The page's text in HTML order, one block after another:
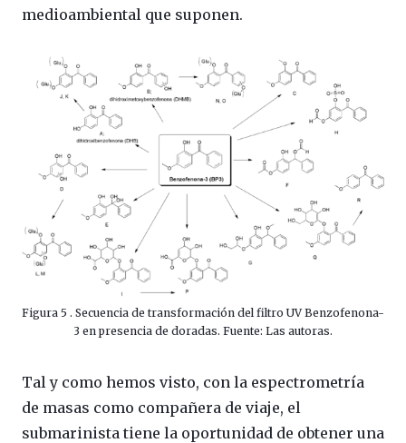
medioambiental que suponen.
Figura 5 . Secuencia de transformación del filtro UV Benzofenona-
3 en presencia de doradas. Fuente: Las autoras.
Tal y como hemos visto, con la espectrometría
de masas como compañera de viaje, el
submarinista tiene la oportunidad de obtener una